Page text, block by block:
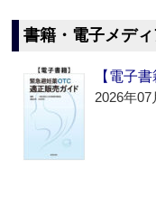
書籍・電子メデ
【電子
2026年07